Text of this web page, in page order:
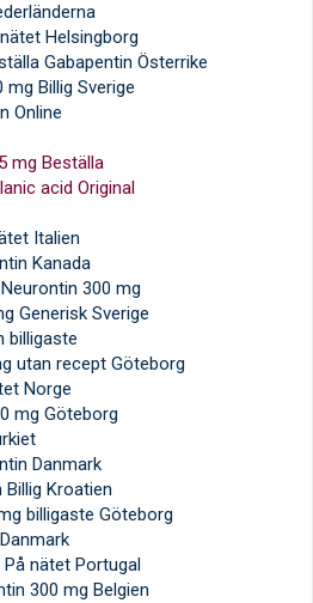
Helsingborg
Gabapentin Österrike
mg Billig Sverige
Online
mg Beställa
acid Original
Italien
Kanada
300 mg
Generisk Sverige
billigaste
utan recept Göteborg
Norge
mg Göteborg
Danmark
Billig Kroatien
billigaste Göteborg
nätet Portugal
300 mg Belgien